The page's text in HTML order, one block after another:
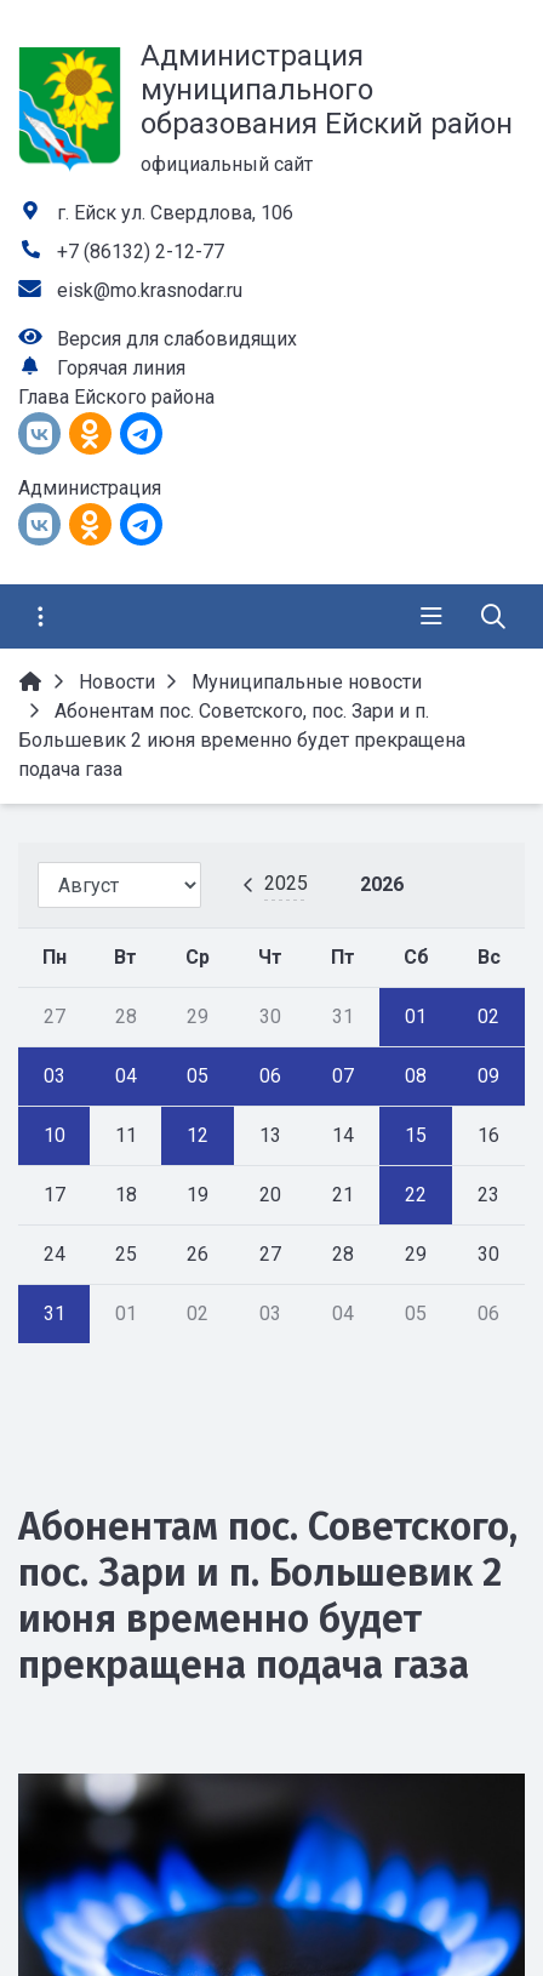
Администрация
муниципального
образования Ейский район
официальный сайт
г. Ейск ул. Свердлова, 106
+7 (86132) 2-12-77
eisk@mo.krasnodar.ru
Версия для слабовидящих
Горячая линия
Глава Ейского района
Администрация
Новости
Муниципальные новости
Абонентам пос. Советского, пос. Зари и п.
Большевик 2 июня временно будет прекращена
подача газа
2025 2026
Пн Вт Ср Чт Пт Сб Вс
27 28 29 30 31 01 02
03 04 05 06 07 08 09
10 11 12 13 14 15 16
17 18 19 20 21 22 23
24 25 26 27 28 29 30
31 01 02 03 04 05 06
Абонентам пос. Советского,
пос. Зари и п. Большевик 2
июня временно будет
прекращена подача газа